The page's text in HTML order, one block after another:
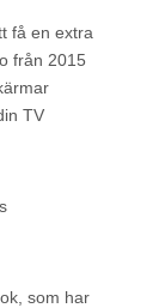
få en extra
från 2015
TV
som har